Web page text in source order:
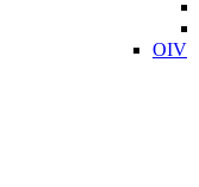
OIV